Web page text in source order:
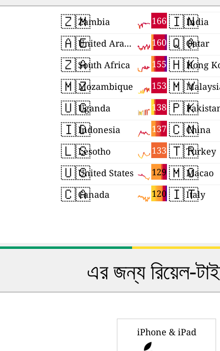
🇿🇲 166
Zambia
🇦🇪 160
United Arab Emirates
🇿🇦 155
South Africa
🇲🇿 153
Mozambique
🇺🇬 138
Uganda
🇮🇩 137
Indonesia
🇱🇸 133
Lesotho
🇺🇸 129
United States
🇨🇦 120
Canada
🇮🇳India
🇶🇦Qatar
🇭🇰
Hong
🇲🇾
🇵🇰
🇨🇳China
🇹🇷Turkey
🇲🇴Macao
🇮🇹
Italy
এর জন্য রিয়েল-
iPhone & iPad